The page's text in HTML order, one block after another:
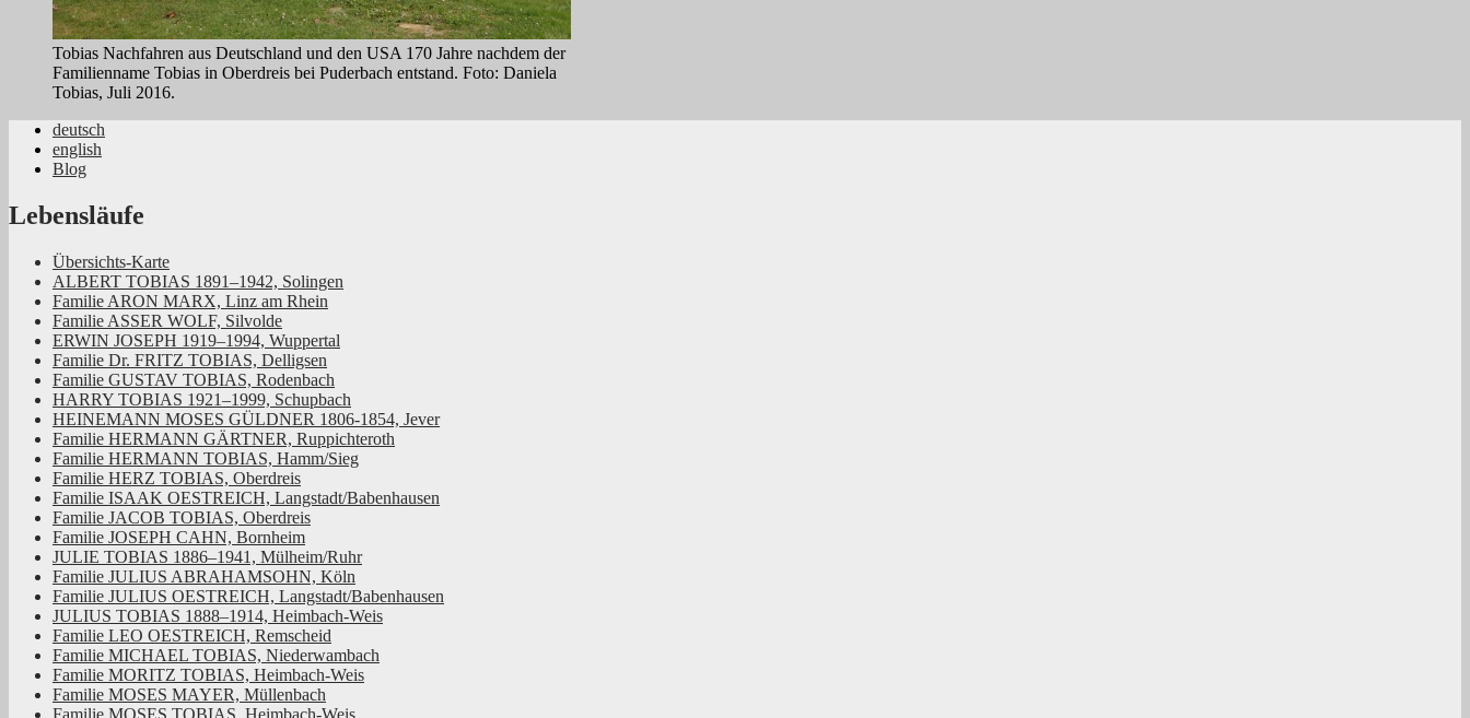
Tobias Nachfahren aus Deutschland und den USA 170 Jahre nachdem der
Familienname Tobias in Oberdreis bei Puderbach entstand. Foto: Daniela
Tobias, Juli 2016.
Jüdische Familiengeschichte aus dem Rheinland
deutsch
english
Blog
Lebensläufe
Übersichts-Karte
ALBERT TOBIAS 1891–1942, Solingen
Familie ARON MARX, Linz am Rhein
Familie ASSER WOLF, Silvolde
ERWIN JOSEPH 1919–1994, Wuppertal
Familie Dr. FRITZ TOBIAS, Delligsen
Familie GUSTAV TOBIAS, Rodenbach
HARRY TOBIAS 1921–1999, Schupbach
HEINEMANN MOSES GÜLDNER 1806-1854, Jever
Familie HERMANN GÄRTNER, Ruppichteroth
Familie HERMANN TOBIAS, Hamm/Sieg
Familie HERZ TOBIAS, Oberdreis
Familie ISAAK OESTREICH, Langstadt/Babenhausen
Familie JACOB TOBIAS, Oberdreis
Familie JOSEPH CAHN, Bornheim
JULIE TOBIAS 1886–1941, Mülheim/Ruhr
Familie JULIUS ABRAHAMSOHN, Köln
Familie JULIUS OESTREICH, Langstadt/Babenhausen
JULIUS TOBIAS 1888–1914, Heimbach-Weis
Familie LEO OESTREICH, Remscheid
Familie MICHAEL TOBIAS, Niederwambach
Familie MORITZ TOBIAS, Heimbach-Weis
Familie MOSES MAYER, Müllenbach
Familie MOSES TOBIAS, Heimbach-Weis